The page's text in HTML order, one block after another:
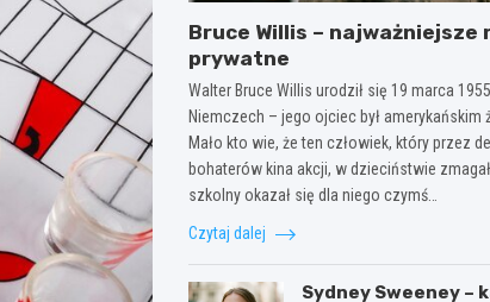
Bruce Willis – najważniejsze
prywatne
Walter Bruce Willis urodził się 19 marca
Niemczech – jego ojciec był amerykańskim
Mało kto wie, że ten człowiek, który przez
bohaterów kina akcji, w dzieciństwie
szkolny okazał się dla niego czymś…
Czytaj dalej
Sydney Sweeney –